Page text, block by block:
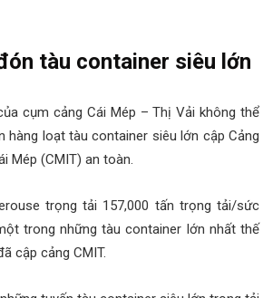
tàu container siêu lớn
cụm cảng Cái Mép – Thị Vải không thể
hàng loạt tàu container siêu lớn cập Cảng
Mép (CMIT) an toàn.
trọng tải 157,000 tấn trọng tải/sức
trong những tàu container lớn nhất thế
cập cảng CMIT.